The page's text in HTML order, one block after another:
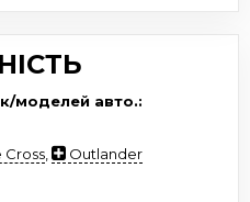
моделей авто.:
Cross
Outlander